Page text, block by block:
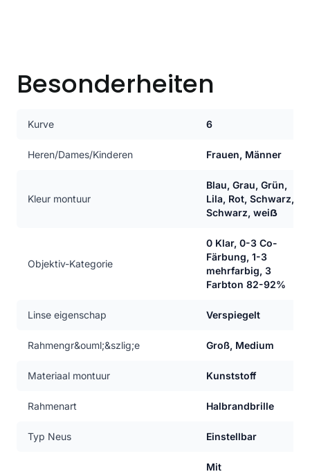
Besonderheiten
Kurve 6
Heren/Dames/Kinderen Frauen, Männer
Kleur montuur
Blau, Grau, Grün,
Lila, Rot, Schwarz,
Schwarz, weiẞ
Objektiv-Kategorie
0 Klar, 0-3 Co-
Färbung, 1-3
mehrfarbig, 3
Farbton 82-92%
Linse eigenschap Verspiegelt
Rahmengr&ouml;&szlig;e Groß, Medium
Materiaal montuur Kunststoff
Rahmenart Halbrandbrille
Typ Neus Einstellbar
Mit